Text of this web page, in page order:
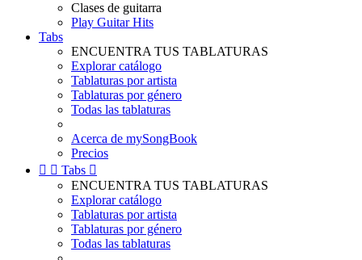
Clases de guitarra
Play Guitar Hits
Tabs
ENCUENTRA TUS TABLATURAS
Explorar catálogo
Tablaturas por artista
Tablaturas por género
Todas las tablaturas
Acerca de mySongBook
Precios
  Tabs 
ENCUENTRA TUS TABLATURAS
Explorar catálogo
Tablaturas por artista
Tablaturas por género
Todas las tablaturas